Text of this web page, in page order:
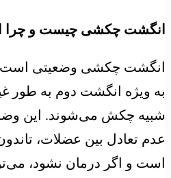
انگشت چکشی چیست و چرا
انگشت چکشی وضعیتی است
به ویژه انگشت دوم به طور
شبیه چکش می‌شوند. این
عدم تعادل بین عضلات،
است و اگر درمان نشود،